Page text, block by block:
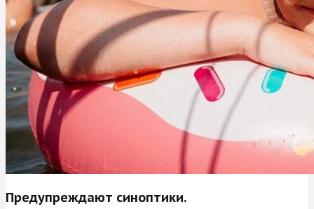
Предупреждают синоптики.